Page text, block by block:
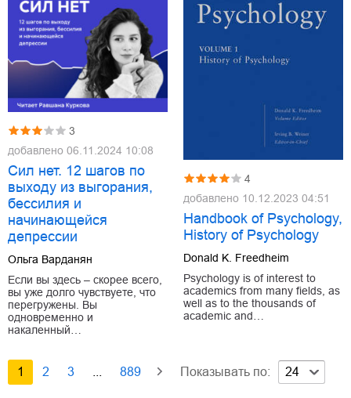
3
добавлено 06.11.2024 10:08
Сил нет. 12 шагов по
выходу из выгорания,
бессилия и
начинающейся
депрессии
Ольга Варданян
Если вы здесь – скорее всего,
вы уже долго чувствуете, что
перегружены. Вы
одновременно и
накаленный…
4
добавлено 10.12.2023 04:51
Handbook of Psychology,
History of Psychology
Donald K. Freedheim
Psychology is of interest to
academics from many fields, as
well as to the thousands of
academic and…
1 2 3 ... 889 Показывать по: 24